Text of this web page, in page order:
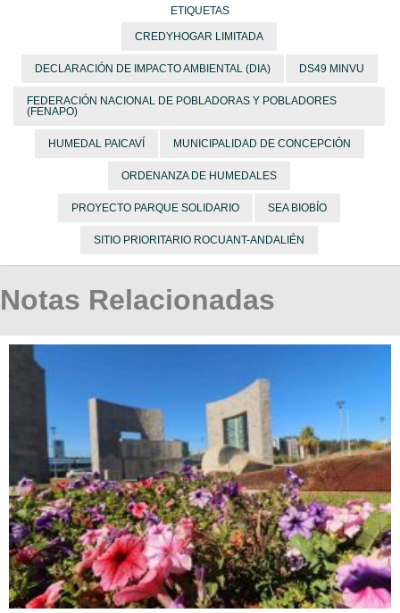
ETIQUETAS
CREDYHOGAR LIMITADA
DECLARACIÓN DE IMPACTO AMBIENTAL (DIA) DS49 MINVU
FEDERACIÓN NACIONAL DE POBLADORAS Y POBLADORES
(FENAPO)
HUMEDAL PAICAVÍ MUNICIPALIDAD DE CONCEPCIÓN
ORDENANZA DE HUMEDALES
PROYECTO PARQUE SOLIDARIO SEA BIOBÍO
SITIO PRIORITARIO ROCUANT-ANDALIÉN
Notas Relacionadas